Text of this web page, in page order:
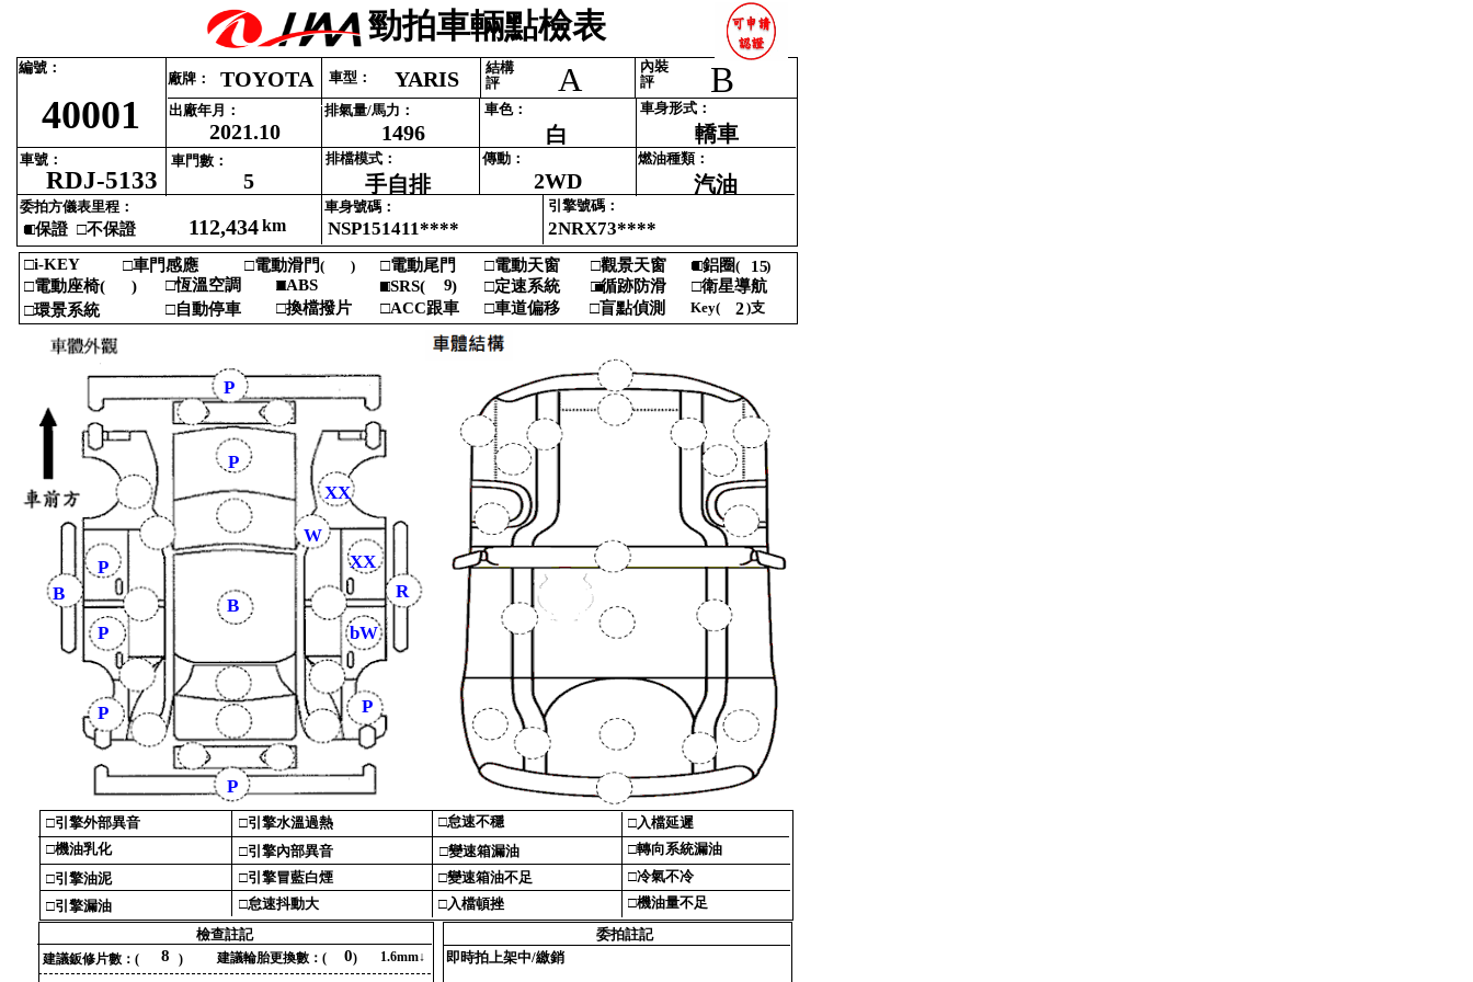
□‎變速箱漏油‎
勁拍車輛點檢表‎
編號‎ ：‎
車號‎ ：‎
廠牌‎ ：‎
傳動‎ ：‎
車色‎：‎
車門數‎ ：‎
車型‎ ：‎
排檔模式‎ ：‎
車身形式‎ ：‎
出廠年月‎ ：‎ 排氣量‎/‎馬力‎ ：‎
燃油種類‎：‎
委拍方儀表里程‎ ：‎ 車身號碼‎ ：‎
□‎保證 ‎ □‎不保證‎
結構‎
評‎
內裝‎
評‎
□‎恆溫空調‎
引擎號碼‎ ：‎
40001
TOYOTA
2WD
白
5
RDJ-5133
YARIS
手自排
轎車
2021.10 1496
汽油
112,434km NSP151411**** 2NRX73****
■
■
■
8 0
P
P
W
XX
P XX
B
B
R
P
bW
P P
P
A B
■
□ABS‎ □SRS‎(‎ ‎)‎
□‎電動座椅‎(‎ )‎
□‎電動天窗‎ □‎鋁圈‎(‎ ‎)‎
□‎衛星導航 ‎
9
檢查註記‎
□‎怠速抖動大‎
□‎引擎內部異音‎
□‎引擎水溫過熱‎
□‎機油量不足‎
□‎引擎外部異音‎
□‎引擎漏油‎
□‎怠速不穩‎
□‎機油乳化‎
□‎入檔頓挫‎
□‎轉向系統漏油‎
□‎變速箱油不足‎
□‎入檔延遲‎
1‎.‎6‎mm↓‎
委拍註記‎
建議鈑修片數‎ ：‎ (‎ ‎ )‎ 建議輪胎更換數‎ ：‎ (‎ ‎)‎
Key‎(‎ ‎ )‎支‎
2
即時拍上架中/繳銷
□‎引擎油泥‎ □‎引擎冒藍白煙‎ □‎冷氣不冷‎
□‎電動滑門‎(‎ )‎ □‎電動尾門‎ □‎觀景天窗‎
□‎定速系統‎ □‎循跡防滑‎
□i‎-‎KEY‎
■‎
□‎車門感應‎
□‎換檔撥片‎ □ACC‎跟車‎ □‎盲點偵測‎
□‎環景系統‎ □‎車道偏移‎
□‎自動停車‎
15